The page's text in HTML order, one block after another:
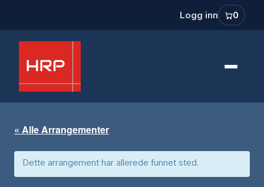
Logg inn 0
« Alle Arrangementer
Dette arrangement har allerede funnet sted.